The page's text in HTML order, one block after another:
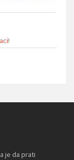
je da prati